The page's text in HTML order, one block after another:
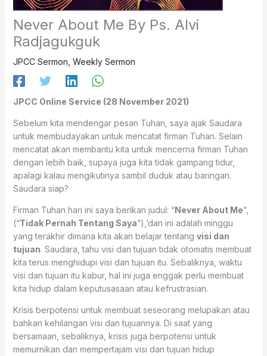
Never About Me By Ps. Alvi
Radjagukguk
JPCC Sermon Weekly Sermon
JPCC Online Service (28 November 2021)
Sebelum kita mendengar pesan Tuhan, saya ajak Saudara
untuk membudayakan untuk mencatat firman Tuhan. Selain
mencatat akan membantu kita untuk mencerna firman Tuhan
dengan lebih baik, supaya juga kita tidak gampang tidur,
apalagi kalau mengikutinya sambil duduk atau baringan.
Saudara siap?
Firman Tuhan hari ini saya berikan judul: “Never About Me”,
(“Tidak Pernah Tentang Saya”),’dan ini adalah minggu
yang terakhir dimana kita akan belajar tentang visi dan
tujuan. Saudara, tahu visi dan tujuan tidak otomatis membuat
kita terus menghidupi visi dan tujuan itu. Sebaliknya, waktu
visi dan tujuan itu kabur, hal ini juga enggak perlu membuat
kita hidup dalam keputusasaan atau kefrustrasian.
Krisis berpotensi untuk membuat seseorang melupakan atau
bahkan kehilangan visi dan tujuannya. Di saat yang
bersamaan, sebaliknya, krisis juga berpotensi untuk
memurnikan dan mempertajam visi dan tujuan hidup